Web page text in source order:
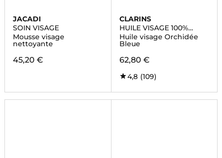
JACADI
SOIN VISAGE
Mousse visage
nettoyante
45,20 €
CLARINS
HUILE VISAGE 100%
EXTRAITS DE PLANTES
Huile visage Orchidée
Bleue
62,80 €
4,8 (109)